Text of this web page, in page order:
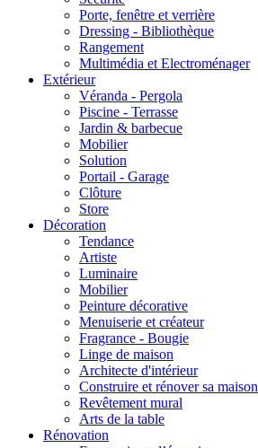
Porte, fenêtre et verrière
Dressing - Bibliothèque
Rangement
Multimédia et Electroménager
Extérieur
Véranda - Pergola
Piscine - Terrasse
Jardin & barbecue
Mobilier
Solution
Portail - Garage
Clôture
Store
Décoration
Tendance
Artiste
Luminaire
Mobilier
Peinture décorative
Menuiserie et créateur
Fragrance - Bougie
Linge de maison
Architecte d'intérieur
Construire et rénover sa maison
Revêtement mural
Arts de la table
Rénovation